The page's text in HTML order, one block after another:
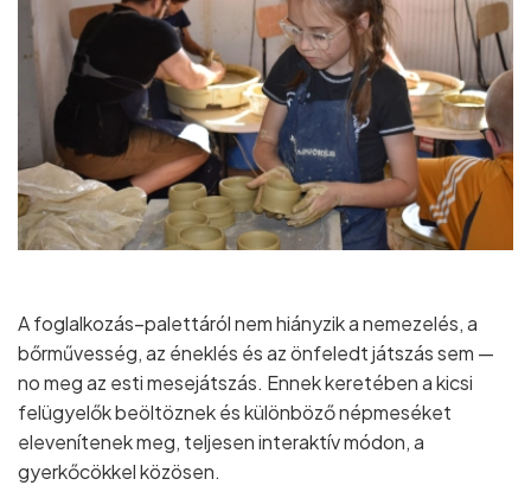
A foglalkozás–palettáról nem hiányzik a nemezelés, a
bőrművesség, az éneklés és az önfeledt játszás sem —
no meg az esti mesejátszás. Ennek keretében a kicsi
felügyelők beöltöznek és különböző népmeséket
elevenítenek meg, teljesen interaktív módon, a
gyerkőcökkel közösen.